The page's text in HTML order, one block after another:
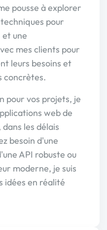
pousse à explorer
pour
une
mes clients pour
leurs besoins et
concrètes.
pour vos projets, je
web de
les délais
besoin d'une
API robuste ou
moderne, je suis
idées en réalité